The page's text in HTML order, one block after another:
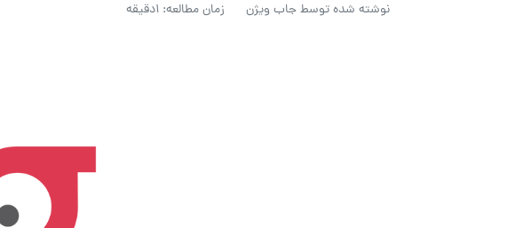
نوشته شده توسطجاب ویژن زمان مطالعه: 1دقیقه